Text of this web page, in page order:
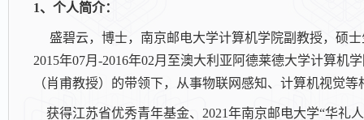
1、个人简介：
盛碧云，博士，南京邮电大学计算机学院副教授，硕
2015年07月-2016年02月至澳大利亚阿德莱德大学计算机
（肖甫教授）的带领下，从事物联网感知、计算机视觉
获得江苏省优秀青年基金、 2021年南京邮电大学“华礼